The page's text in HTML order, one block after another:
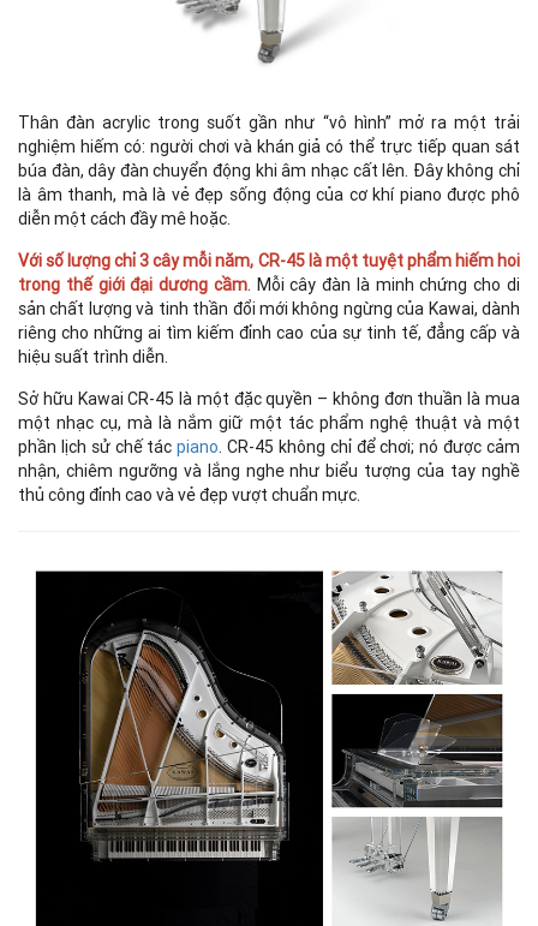
Thân đàn acrylic trong suốt gần như “vô hình” mở ra một trải
nghiệm hiếm có: người chơi và khán giả có thể trực tiếp quan sát
búa đàn, dây đàn chuyển động khi âm nhạc cất lên. Đây không chỉ
là âm thanh, mà là vẻ đẹp sống động của cơ khí piano được phô
diễn một cách đầy mê hoặc.
Với số lượng chỉ 3 cây mỗi năm, CR-45 là một tuyệt phẩm hiếm hoi
trong thế giới đại dương cầm. Mỗi cây đàn là minh chứng cho di
sản chất lượng và tinh thần đổi mới không ngừng của Kawai, dành
riêng cho những ai tìm kiếm đỉnh cao của sự tinh tế, đẳng cấp và
hiệu suất trình diễn.
Sở hữu Kawai CR-45 là một đặc quyền – không đơn thuần là mua
một nhạc cụ, mà là nắm giữ một tác phẩm nghệ thuật và một
phần lịch sử chế tácpiano. CR-45 không chỉ để chơi; nó được cảm
nhận, chiêm ngưỡng và lắng nghe như biểu tượng của tay nghề
thủ công đỉnh cao và vẻ đẹp vượt chuẩn mực.